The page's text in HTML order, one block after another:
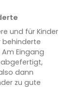
und für Kinder
behinderte
Eingang
dann
zu gute